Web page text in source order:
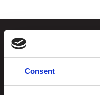
Consent
Stiftelsen
Kunstsilo